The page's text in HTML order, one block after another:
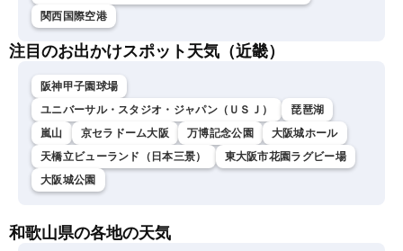
関西国際空港
注目のお出かけスポット天気（近畿）
阪神甲子園球場
ユニバーサル・スタジオ・ジャパン（ＵＳＪ）
琵琶湖
嵐山
京セラドーム大阪 万博記念公園
大阪城ホール
天橋立ビューランド（日本三景）
東大阪市花園ラグビー場
大阪城公園
和歌山県の各地の天気